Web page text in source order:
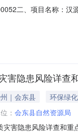
二、项目名称：
服务范围服务要求
害隐患风险详
｜会东县
环保绿化
： 会东县自然资源局
害隐患风险详查和